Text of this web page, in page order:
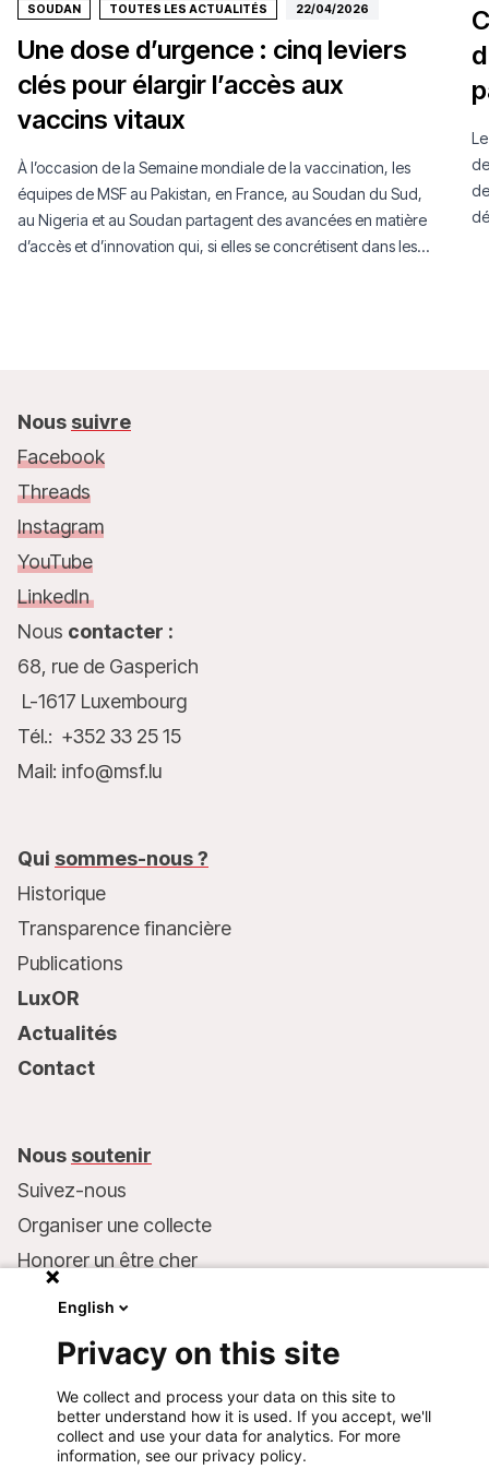
SOUDAN TOUTES LES ACTUALITÉS 22/04/2026
Une dose d’urgence : cinq leviers
clés pour élargir l’accès aux
vaccins vitaux
À l’occasion de la Semaine mondiale de la vaccination, les
équipes de MSF au Pakistan, en France, au Soudan du Sud,
au Nigeria et au Soudan partagent des avancées en matière
d’accès et d’innovation qui, si elles se concrétisent dans les
Nous suivre
Facebook
Threads
Instagram
YouTube
LinkedIn
Nous contacter :
68, rue de Gasperich
L-1617 Luxembourg
Tél.: +352 33 25 15
Mail: info@msf.lu
Qui sommes-nous ?
Historique
Transparence financière
Publications
LuxOR
Actualités
Contact
Nous soutenir
Suivez-nous
Organiser une collecte
Honorer un être cher
Faire un don
Coordonnées bancaires :
LU75 1111 0000 4848 0000
Comportement responsable
English
Privacy on this site
We collect and process your data on this site to
better understand how it is used. If you accept, we'll
collect and use your data for analytics. For more
information, see our privacy policy.